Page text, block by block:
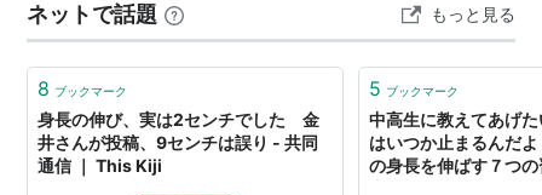
測定の基本ルールを押さえよう まずは、身長を正確に測
るための基本的なルールを確認しましょう。どの方法を
とるにしても、以下のポイントを守ることがと…
ネットで話題 もっと見る
8 ブックマーク
身長の伸び、実は2センチでした 金
井さんが投稿、9センチは誤り - 共同
通信 ｜ This Kiji
5 ブックマーク
中高生に教えてあげ
はいつか止まるんだ
の身長を伸ばす７つ